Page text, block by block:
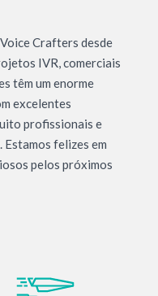
Crafters desde
IVR, comerciais
têm um enorme
excelentes
profissionais e
felizes em
pelos próximos